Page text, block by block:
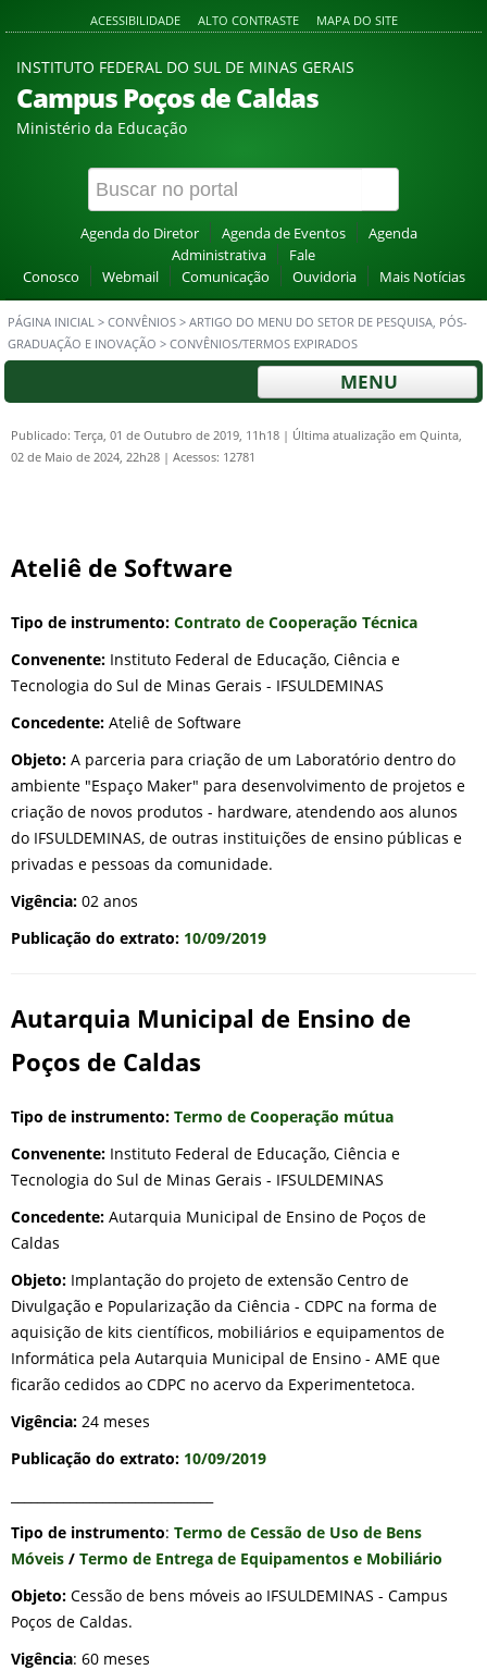
ACESSIBILIDADE ALTO CONTRASTE MAPA DO SITE
INSTITUTO FEDERAL DO SUL DE MINAS GERAIS
Campus Poços de Caldas
Ministério da Educação
Agenda do Diretor Agenda de Eventos
Agenda
Administrativa
Fale
Conosco
Webmail Comunicação Ouvidoria Mais Notícias
PÁGINA INICIAL > CONVÊNIOS > ARTIGO DO MENU DO SETOR DE PESQUISA, PÓS-
GRADUAÇÃO E INOVAÇÃO > CONVÊNIOS/TERMOS EXPIRADOS
MENU
Publicado: Terça, 01 de Outubro de 2019, 11h18 | Última atualização em Quinta,
02 de Maio de 2024, 22h28 | Acessos: 12781
Ateliê de Software
Tipo de instrumento: Contrato de Cooperação Técnica
Convenente: Instituto Federal de Educação, Ciência e
Tecnologia do Sul de Minas Gerais - IFSULDEMINAS
Concedente: Ateliê de Software
Objeto: A parceria para criação de um Laboratório dentro do
ambiente "Espaço Maker" para desenvolvimento de projetos e
criação de novos produtos - hardware, atendendo aos alunos
do IFSULDEMINAS, de outras instituições de ensino públicas e
privadas e pessoas da comunidade.
Vigência: 02 anos
Publicação do extrato: 10/09/2019
Autarquia Municipal de Ensino de
Poços de Caldas
Tipo de instrumento: Termo de Cooperação mútua
Convenente: Instituto Federal de Educação, Ciência e
Tecnologia do Sul de Minas Gerais - IFSULDEMINAS
Concedente: Autarquia Municipal de Ensino de Poços de
Caldas
Objeto: Implantação do projeto de extensão Centro de
Divulgação e Popularização da Ciência - CDPC na forma de
aquisição de kits científicos, mobiliários e equipamentos de
Informática pela Autarquia Municipal de Ensino - AME que
ficarão cedidos ao CDPC no acervo da Experimentetoca.
Vigência: 24 meses
Publicação do extrato: 10/09/2019
Tipo de instrumento: Termo de Cessão de Uso de Bens
Móveis / Termo de Entrega de Equipamentos e Mobiliário
Objeto: Cessão de bens móveis ao IFSULDEMINAS - Campus
Poços de Caldas.
Vigência: 60 meses